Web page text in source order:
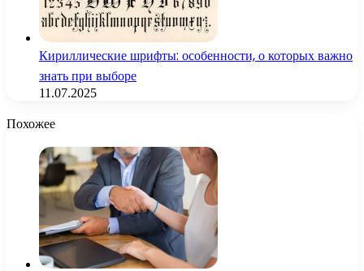
Кириллические шрифты: особенности, о которых важно
знать при выборе
11.07.2025
Похожее